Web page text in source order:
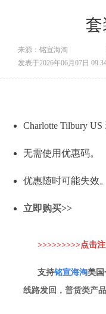
套
来源：铭宣海淘
发表于2026年06月07日
Charlotte Tilbury
无需使用优惠码。
优惠随时可能失效。
立即购买>>
>>>>>>>>>点击
支持铭宣海淘美国
线路发回，普货类产